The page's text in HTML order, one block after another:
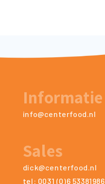
Informatie
info@centerfood.nl
Sales
dick@centerfood.nl
tel: 0031 (0)6 53381986